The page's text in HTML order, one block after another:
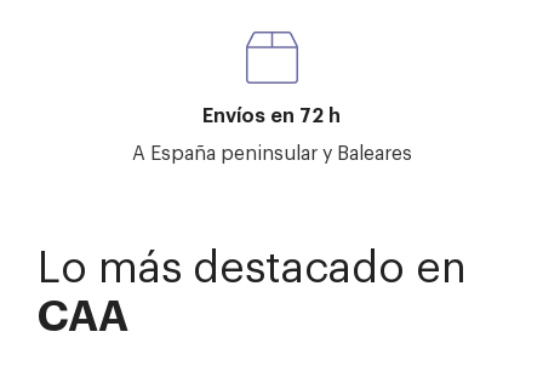
Envíos en 72 h
A España peninsular y Baleares
Lo más destacado en
CAA